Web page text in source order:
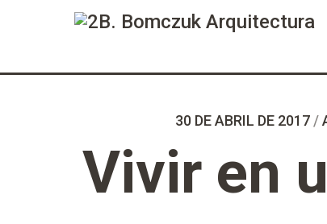
30 DE ABRIL DE 2017/
Vivir en